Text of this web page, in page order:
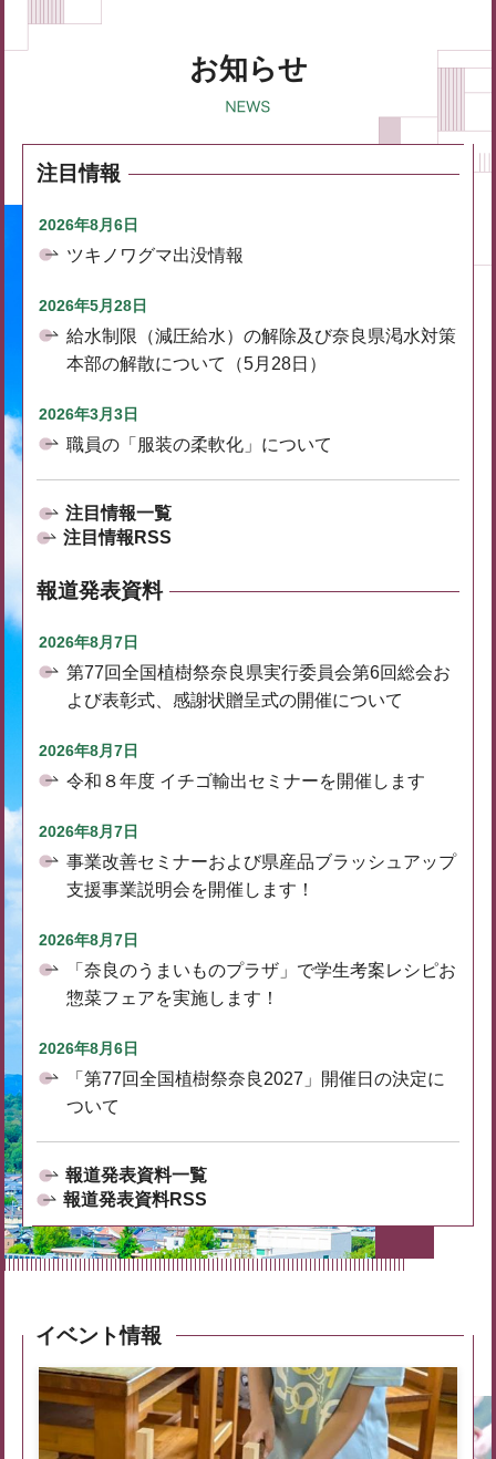
お知らせ
注目情報
2026年8月6日
ツキノワグマ出没情報
2026年5月28日
給水制限（減圧給水）の解除及び奈良県渇水対策
本部の解散について（5月28日）
2026年3月3日
職員の「服装の柔軟化」について
注目情報一覧
注目情報RSS
報道発表資料
2026年8月7日
第77回全国植樹祭奈良県実行委員会第6回総会お
よび表彰式、感謝状贈呈式の開催について
2026年8月7日
令和８年度 イチゴ輸出セミナーを開催します
2026年8月7日
事業改善セミナーおよび県産品ブラッシュアップ
支援事業説明会を開催します！
2026年8月7日
「奈良のうまいものプラザ」で学生考案レシピお
惣菜フェアを実施します！
2026年8月6日
「第77回全国植樹祭奈良2027」開催日の決定に
ついて
報道発表資料一覧
報道発表資料RSS
イベント情報